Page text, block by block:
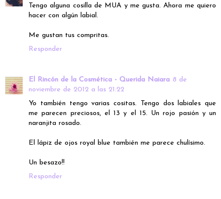
Tengo alguna cosilla de MUA y me gusta. Ahora me quiero
hacer con algún labial.
Me gustan tus compritas.
Responder
El Rincón de la Cosmética - Querida Naiara 8 de
noviembre de 2012 a las 21:22
Yo también tengo varias cositas. Tengo dos labiales que
me parecen preciosos, el 13 y el 15. Un rojo pasión y un
naranjita rosado.
El lápiz de ojos royal blue también me parece chulísimo.
Un besazo!!
Responder